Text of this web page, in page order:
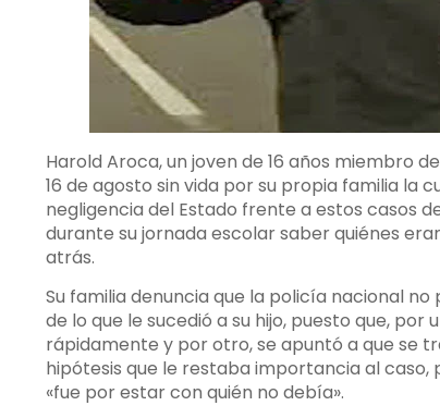
Harold Aroca, un joven de 16 años miembro
16 de agosto sin vida por su propia familia la
negligencia del Estado frente a estos casos
durante su jornada escolar saber quiénes
atrás.
Su familia denuncia que la policía nacional
de lo que le sucedió a su hijo, puesto que,
rápidamente y por otro, se apuntó a que se
hipótesis que le restaba importancia al
«fue por estar con quién no debía».